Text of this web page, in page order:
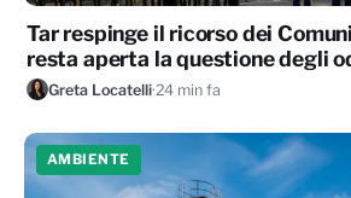
Tar respinge il ricorso dei
resta aperta la questione degli
Greta Locatelli·24 min fa
AMBIENTE